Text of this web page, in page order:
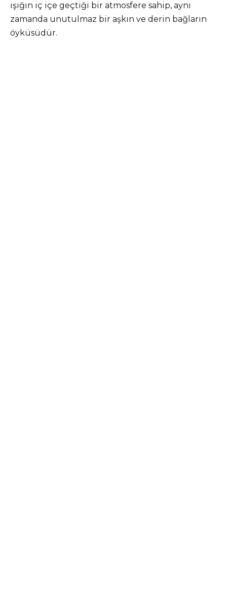
ışığın iç içe geçtiği bir atmosfere sahip, aynı
zamanda unutulmaz bir aşkın ve derin bağların
öyküsüdür.